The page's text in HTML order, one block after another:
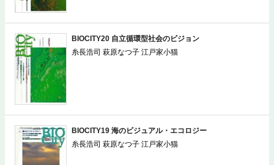
BIOCITY20 自立循環型社会のビジョン
糸長浩司 萩原なつ子 江戸家小猫
BIOCITY19 海のビジュアル・エコロジー
糸長浩司 萩原なつ子 江戸家小猫